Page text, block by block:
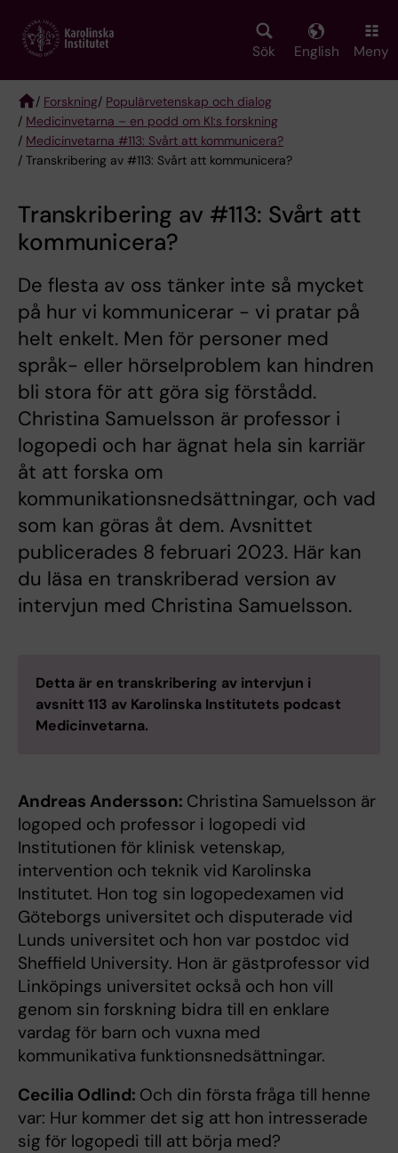
main
Sök English Meny
Breadcrumb
/ Forskning/ Populärvetenskap och dialog
/ Medicinvetarna – en podd om KI:s forskning
/ Medicinvetarna #113: Svårt att kommunicera?
/ Transkribering av #113: Svårt att kommunicera?
Transkribering av #113: Svårt att
kommunicera?
De flesta av oss tänker inte så mycket
på hur vi kommunicerar - vi pratar på
helt enkelt. Men för personer med
språk- eller hörselproblem kan hindren
bli stora för att göra sig förstådd.
Christina Samuelsson är professor i
logopedi och har ägnat hela sin karriär
åt att forska om
kommunikationsnedsättningar, och vad
som kan göras åt dem. Avsnittet
publicerades 8 februari 2023. Här kan
du läsa en transkriberad version av
intervjun med Christina Samuelsson.
Detta är en transkribering av intervjun i
avsnitt 113 av Karolinska Institutets podcast
Medicinvetarna.
Andreas Andersson: Christina Samuelsson är
logoped och professor i logopedi vid
Institutionen för klinisk vetenskap,
intervention och teknik vid Karolinska
Institutet. Hon tog sin logopedexamen vid
Göteborgs universitet och disputerade vid
Lunds universitet och hon var postdoc vid
Sheffield University. Hon är gästprofessor vid
Linköpings universitet också och hon vill
genom sin forskning bidra till en enklare
vardag för barn och vuxna med
kommunikativa funktionsnedsättningar.
Cecilia Odlind: Och din första fråga till henne
var: Hur kommer det sig att hon intresserade
sig för logopedi till att börja med?